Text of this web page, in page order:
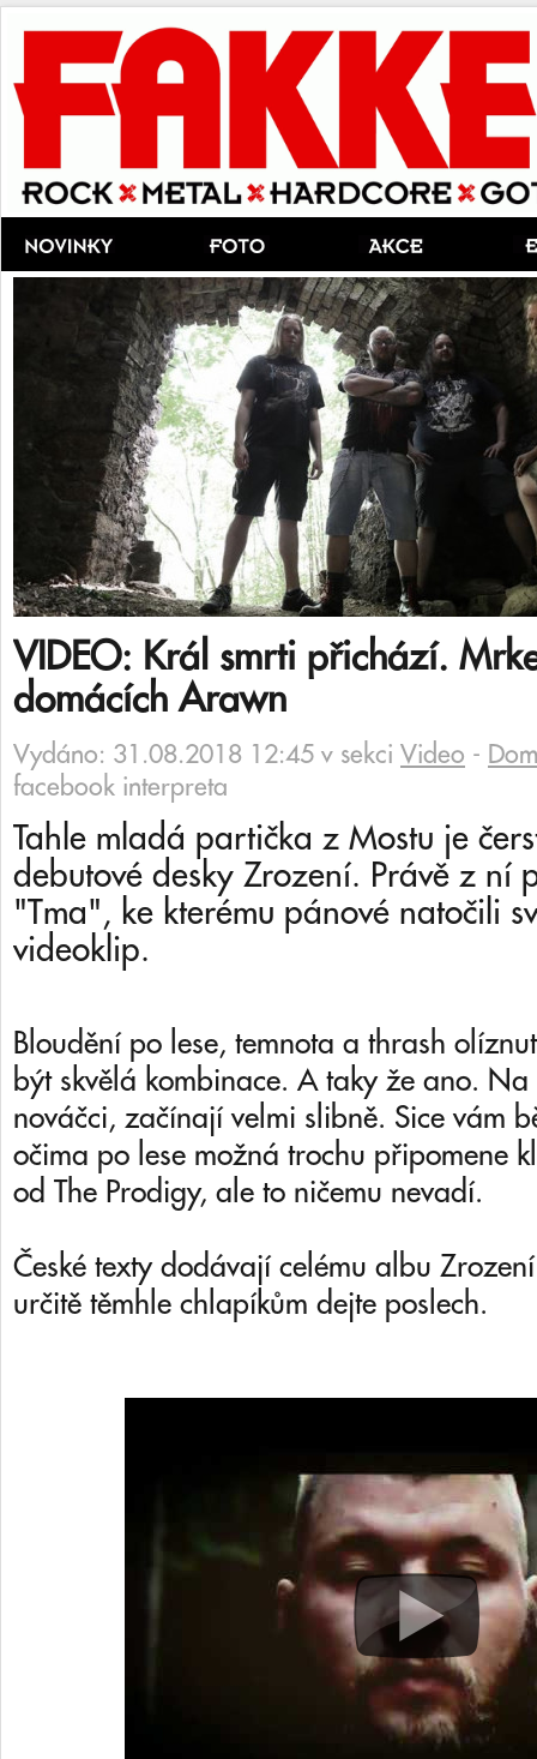
VIDEO: Král smrti přichází.
domácích Arawn
Vydáno: 31.08.2018 12:45 v sekci Video -
facebook interpreta
Tahle mladá partička z Mostu je
debutové desky Zrození. Právě z ní
"Tma", ke kterému pánové natočili
videoklip.
Bloudění po lese, temnota a thrash
být skvělá kombinace. A taky že ano.
nováčci, začínají velmi slibně. Sice vám
očima po lese možná trochu připomene
od The Prodigy, ale to ničemu nevadí.
České texty dodávají celému albu
určitě těmhle chlapíkům dejte poslech.